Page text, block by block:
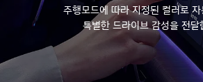
주행모드에 따라지정된 컬러로 자
특별한 드라이브 감성을 전달